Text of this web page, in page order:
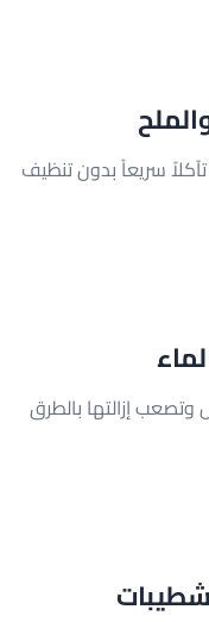
سريعاً بدون تنظيف
وتصعب إزالتها بالطرق